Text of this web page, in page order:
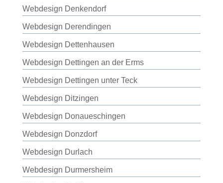
Webdesign Denkendorf
Webdesign Derendingen
Webdesign Dettenhausen
Webdesign Dettingen an der Erms
Webdesign Dettingen unter Teck
Webdesign Ditzingen
Webdesign Donaueschingen
Webdesign Donzdorf
Webdesign Durlach
Webdesign Durmersheim